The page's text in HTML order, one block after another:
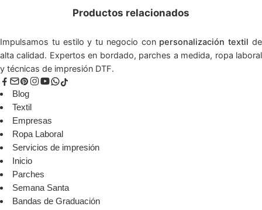
Productos relacionados
Impulsamos tu estilo y tu negocio con personalización textil de
alta calidad. Expertos en bordado, parches a medida, ropa laboral
y técnicas de impresión DTF.
Blog
Textil
Empresas
Ropa Laboral
Servicios de impresión
Inicio
Parches
Semana Santa
Bandas de Graduación